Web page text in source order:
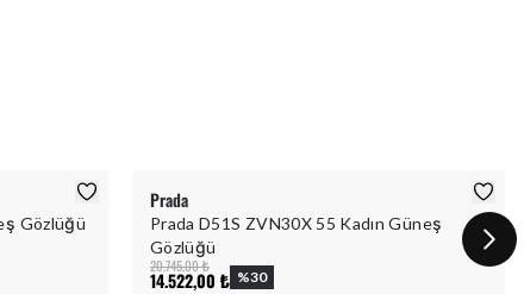
Gözlüğü
Prada
Prada D51S ZVN30X 55 Kadın Güneş
Gözlüğü
20.745,00 ₺
14.522,00 ₺ %30